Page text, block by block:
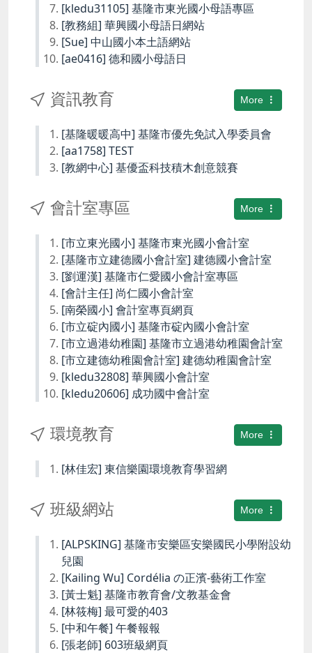
[kledu31105] 基隆市東光國小母語專區
[教務組] 華興國小母語日網站
[Sue] 中山國小本土語網站
[ae0416] 德和國小母語日
More
資訊教育
[基隆暖暖高中] 基隆市優先免試入學委員會
[aa1758] TEST
[教網中心] 基優盃科技積木創意競賽
More
會計室專區
[市立東光國小] 基隆市東光國小會計室
[基隆市立建德國小會計室] 建德國小會計室
[劉運漢] 基隆市仁愛國小會計室專區
[會計主任] 尚仁國小會計室
[南榮國小] 會計室專頁網頁
[市立碇內國小] 基隆市碇內國小會計室
[市立過港幼稚園] 基隆市立過港幼稚園會計室
[市立建德幼稚園會計室] 建德幼稚園會計室
[kledu32808] 華興國小會計室
[kledu20606] 成功國中會計室
More
環境教育
[林佳宏] 東信樂園環境教育學習網
More
班級網站
[ALPSKING] 基隆市安樂區安樂國民小學附設幼
兒園
[Kailing Wu] Cordélia の正濱-藝術工作室
[黃士魁] 基隆市教育會/文教基金會
[林筱梅] 最可愛的403
[中和午餐] 午餐報報
[張老師] 603班級網頁